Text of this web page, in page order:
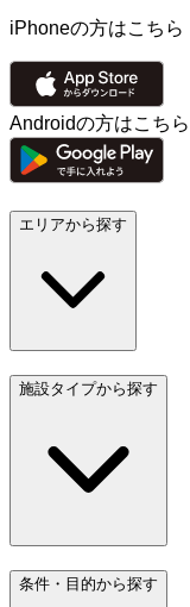
iPhoneの方はこちら
Androidの方はこちら
エリアから探す
施設タイプから探す
条件・目的から探す